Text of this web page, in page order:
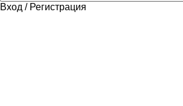
Вход / Регистрация